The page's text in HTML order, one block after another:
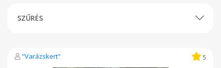
SZŰRÉS
"Varázskert" 5